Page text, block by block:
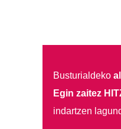
Busturialdeko
Egin zaitez
indartzen